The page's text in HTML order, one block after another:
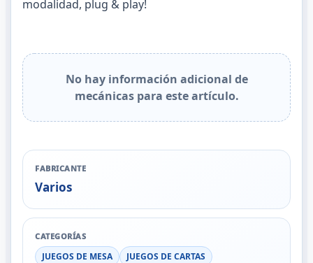
modalidad, plug & play!
No hay información adicional de
mecánicas para este artículo.
FABRICANTE
Varios
CATEGORÍAS
JUEGOS DE MESA JUEGOS DE CARTAS